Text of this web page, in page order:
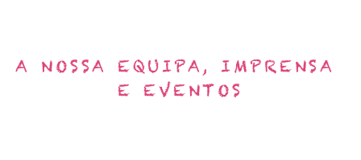
A NOSSA EQUIPA, IMPRENSA
E EVENTOS